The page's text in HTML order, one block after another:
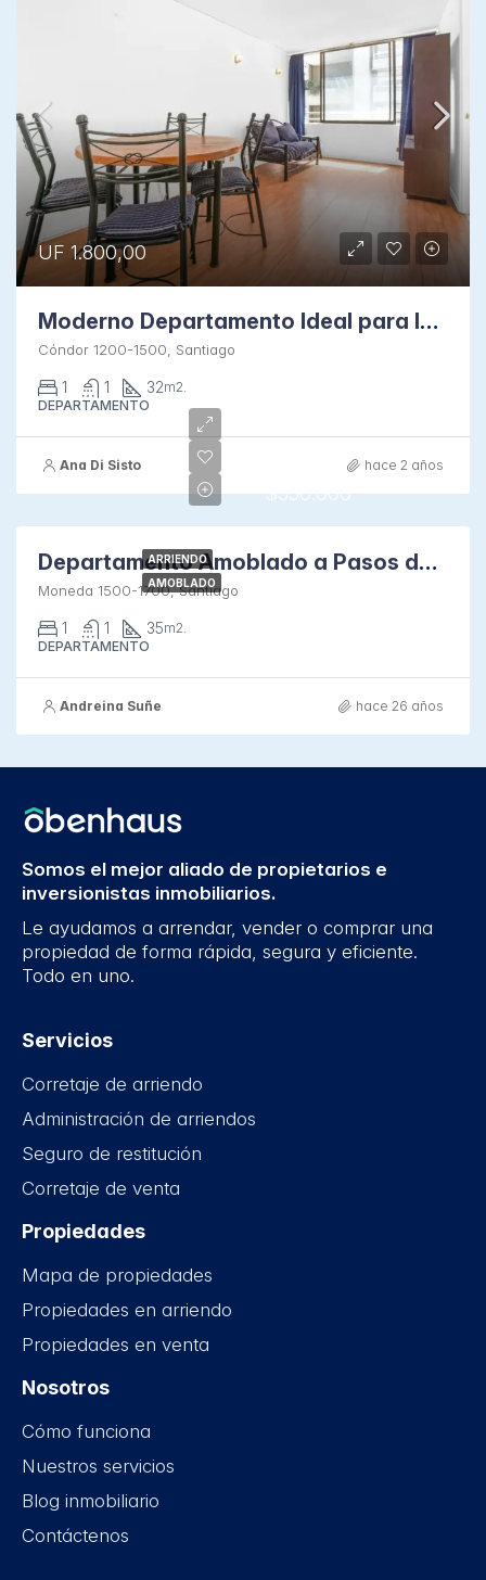
UF 1.800,00
Moderno Departamento Ideal para Inversión
Cóndor 1200-1500, Santiago
1 1 32m2.
DEPARTAMENTO
Ana Di Sisto hace 2 años
ARRIENDO
AMOBLADO
$350.000
Departamento Amoblado a Pasos de La Moneda
Moneda 1500-1700, Santiago
1 1 35m2.
DEPARTAMENTO
Andreina Suñe hace 26 años
Somos el mejor aliado de propietarios e
inversionistas inmobiliarios.
Le ayudamos a arrendar, vender o comprar una
propiedad de forma rápida, segura y eficiente.
Todo en uno.
Servicios
Corretaje de arriendo
Administración de arriendos
Seguro de restitución
Corretaje de venta
Propiedades
Mapa de propiedades
Propiedades en arriendo
Propiedades en venta
Nosotros
Cómo funciona
Nuestros servicios
Blog inmobiliario
Contáctenos